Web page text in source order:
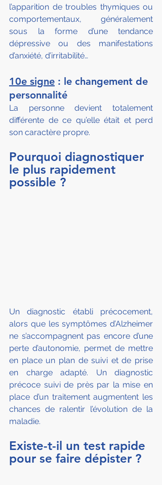
l’apparition de troubles thymiques ou
comportementaux, généralement
sous la forme d’une tendance
dépressive ou des manifestations
d’anxiété, d’irritabilité…
10e signe : le changement de
personnalité
La personne devient totalement
différente de ce qu’elle était et perd
son caractère propre.
Pourquoi diagnostiquer
le plus rapidement
possible ?
Un diagnostic établi précocement,
alors que les symptômes d’Alzheimer
ne s’accompagnent pas encore d’une
perte d’autonomie, permet de mettre
en place un plan de suivi et de prise
en charge adapté. Un diagnostic
précoce suivi de près par la mise en
place d’un traitement augmentent les
chances de ralentir l’évolution de la
maladie.
Existe-t-il un test rapide
pour se faire dépister ?